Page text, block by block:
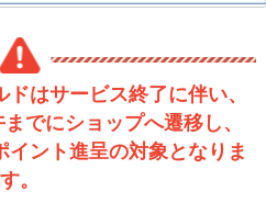
はサービス終了に伴い、
でにショップへ遷移し、
イント進呈の対象となりま
す。